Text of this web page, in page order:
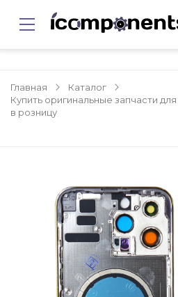
Главная
Каталог
Купить оригинальные запчасти
в розницу